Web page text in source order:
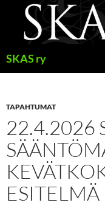
sisältöön
SKAS ry
TAPAHTUMAT
22.4.2026
ESITELMÄ